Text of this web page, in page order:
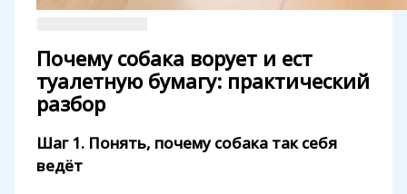
Почему собака ворует и ест
туалетную бумагу: практический
разбор
Шаг 1. Понять, почему собака так себя
ведёт